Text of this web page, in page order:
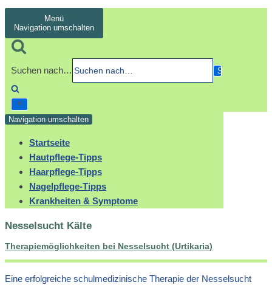
Menü
Navigation umschalten
Suchen nach…
Navigation umschalten
Startseite
Hautpflege-Tipps
Haarpflege-Tipps
Nagelpflege-Tipps
Krankheiten & Symptome
Nesselsucht Kälte
Therapiemöglichkeiten bei Nesselsucht (Urtikaria)
Eine erfolgreiche schulmedizinische Therapie der Nesselsucht